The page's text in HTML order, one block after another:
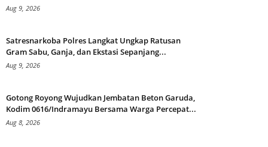
Aug 9, 2026
Satresnarkoba Polres Langkat Ungkap Ratusan
Gram Sabu, Ganja, dan Ekstasi Sepanjang...
Aug 9, 2026
Gotong Royong Wujudkan Jembatan Beton Garuda,
Kodim 0616/Indramayu Bersama Warga Percepat...
Aug 8, 2026